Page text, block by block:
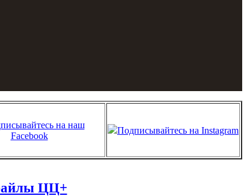
на наш
Facebook
Подписывайтесь на Instagram
ЦЦ+